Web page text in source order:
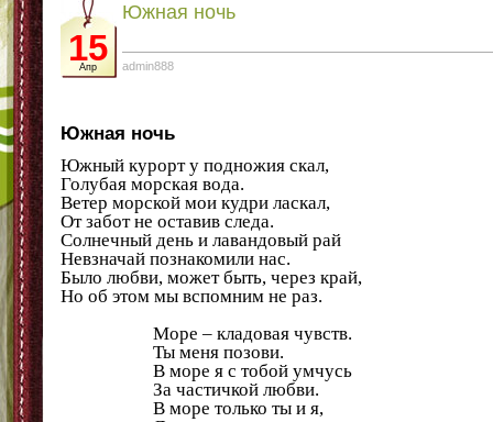
15
Апр
Южная ночь
admin888
Южная ночь
Южный курорт у подножия скал,
Голубая морская вода.
Ветер морской мои кудри ласкал,
От забот не оставив следа.
Солнечный день и лавандовый рай
Невзначай познакомили нас.
Было любви, может быть, через край,
Но об этом мы вспомним не раз.
Море – кладовая чувств.
Ты меня позови.
В море я с тобой умчусь
За частичкой любви.
В море только ты и я,